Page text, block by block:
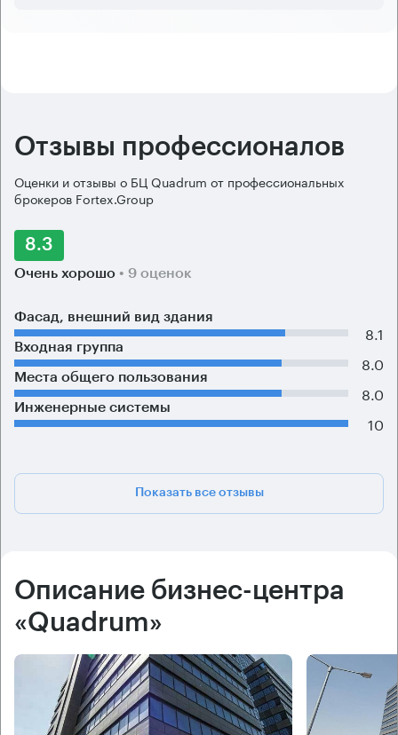
Отзывы профессионалов
Оценки и отзывы о БЦ Quadrum от профессиональных
брокеров Fortex.Group
8.3
Очень хорошо • 9 оценок
Фасад, внешний вид здания
8.1
Входная группа
8.0
Места общего пользования
8.0
Инженерные системы
10
Показать все отзывы
Описание бизнес-центра
«Quadrum»